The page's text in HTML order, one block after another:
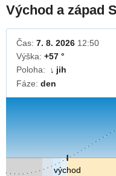
Východ a západ
Čas: 7. 8. 2026 12:50
Výška: +57 °
Poloha:
↓ jih
Fáze: den
východ